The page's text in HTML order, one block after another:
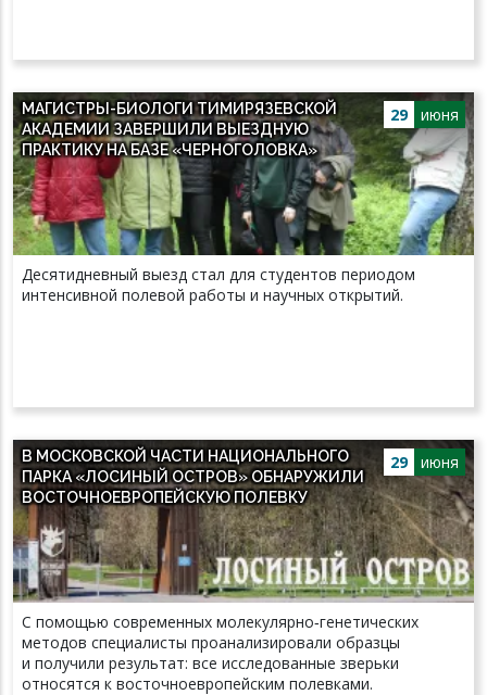
29 июня
МАГИСТРЫ-БИОЛОГИ ТИМИРЯЗЕВСКОЙ
АКАДЕМИИ ЗАВЕРШИЛИ ВЫЕЗДНУЮ
ПРАКТИКУ НА БАЗЕ «ЧЕРНОГОЛОВКА»
Десятидневный выезд стал для студентов периодом
интенсивной полевой работы и научных открытий.
29 июня
В МОСКОВСКОЙ ЧАСТИ НАЦИОНАЛЬНОГО
ПАРКА «ЛОСИНЫЙ ОСТРОВ» ОБНАРУЖИЛИ
ВОСТОЧНОЕВРОПЕЙСКУЮ ПОЛЕВКУ
С помощью современных молекулярно‑генетических
методов специалисты проанализировали образцы
и получили результат: все исследованные зверьки
относятся к восточноевропейским полевками.